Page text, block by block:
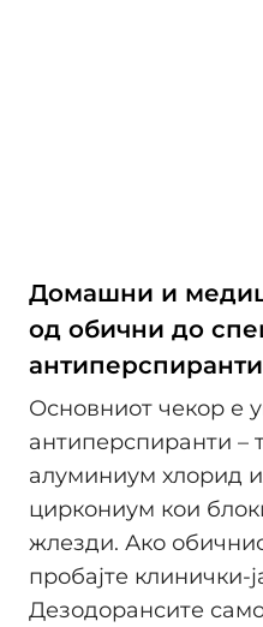
Домашни и
од обични до
антиперспиранти
Основниот чекор е
антиперспиранти –
алуминиум хлорид
циркониум кои
жлезди. Ако
пробајте клинички-
Дезодорансите